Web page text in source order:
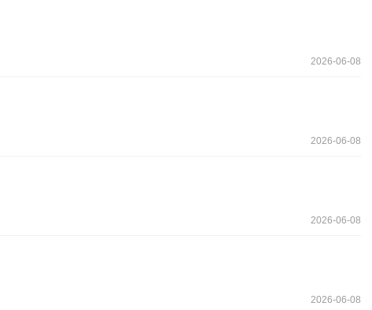
2026-06-08
2026-06-08
2026-06-08
2026-06-08